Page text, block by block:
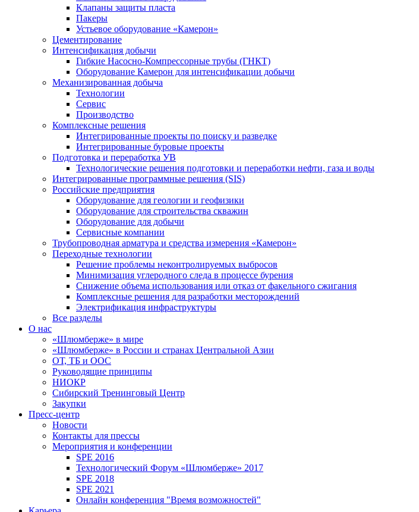
Клапаны защиты пласта
Пакеры
Устьевое оборудование «Камерон»
Цементирование
Интенсификация добычи
Гибкие Насосно-Компрессорные трубы (ГНКТ)
Оборудование Камерон для интенсификации добычи
Механизированная добыча
Технологии
Сервис
Производство
Комплексные решения
Интегрированные проекты по поиску и разведке
Интегрированные буровые проекты
Подготовка и переработка УВ
Технологические решения подготовки и переработки нефти, газа и воды
Интегрированные программные решения (SIS)
Российские предприятия
Оборудование для геологии и геофизики
Оборудование для строительства скважин
Оборудование для добычи
Сервисные компании
Трубопроводная арматура и средства измерения «Камерон»
Переходные технологии
Решение проблемы неконтролируемых выбросов
Минимизация углеродного следа в процессе бурения
Снижение объема использования или отказ от факельного сжигания
Комплексные решения для разработки месторождений
Электрификация инфраструктуры
Все разделы
О нас
«Шлюмберже» в мире
«Шлюмберже» в России и странах Центральной Азии
ОТ, ТБ и ООС
Руководящие принципы
НИОКР
Сибирский Тренинговый Центр
Закупки
Пресс-центр
Новости
Контакты для прессы
Мероприятия и конференции
SPE 2016
Технологический Форум «Шлюмберже» 2017
SPE 2018
SPE 2021
Онлайн конференция "Время возможностей"